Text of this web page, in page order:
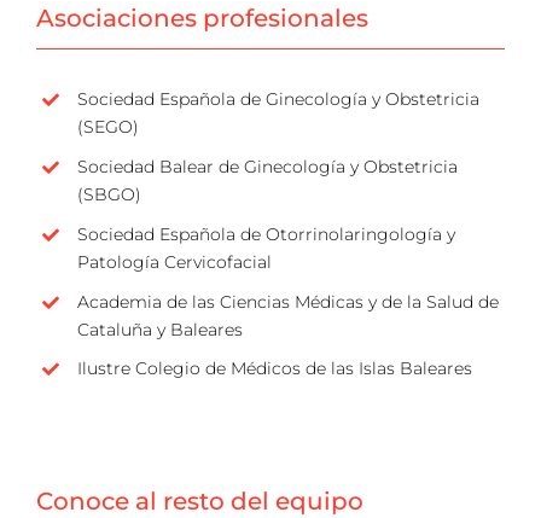
Asociaciones profesionales
Sociedad Española de Ginecología y Obstetricia
(SEGO)
Sociedad Balear de Ginecología y Obstetricia
(SBGO)
Sociedad Española de Otorrinolaringología y
Patología Cervicofacial
Academia de las Ciencias Médicas y de la Salud de
Cataluña y Baleares
Ilustre Colegio de Médicos de las Islas Baleares
Conoce al resto del equipo